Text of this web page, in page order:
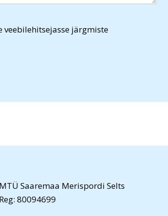
veebilehitsejasse järgmiste
MTÜ Saaremaa Merispordi Selts
Reg: 80094699